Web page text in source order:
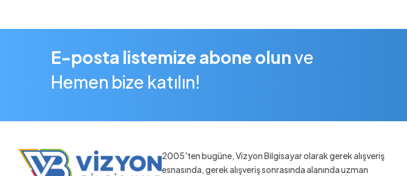
E-posta listemize abone olunve
Hemen bize katılın!
2005'ten bugüne, Vizyon Bilgisayar olarak gerek alışveriş
esnasında, gerek alışveriş sonrasında alanında uzman